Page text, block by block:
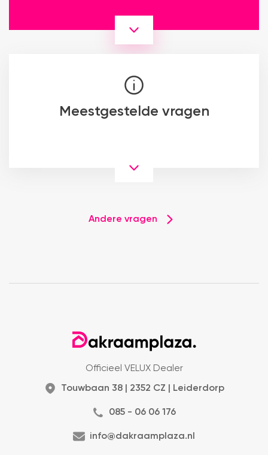
Meestgestelde vragen
Andere vragen
Officieel VELUX Dealer
Touwbaan 38 | 2352 CZ | Leiderdorp
085 - 06 06 176
info@dakraamplaza.nl